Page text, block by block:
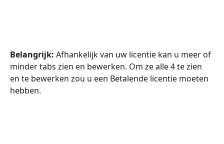
Belangrijk: Afhankelijk van uw licentie kan u meer of
minder tabs zien en bewerken. Om ze alle 4 te zien
en te bewerken zou u een Betalende licentie moeten
hebben.